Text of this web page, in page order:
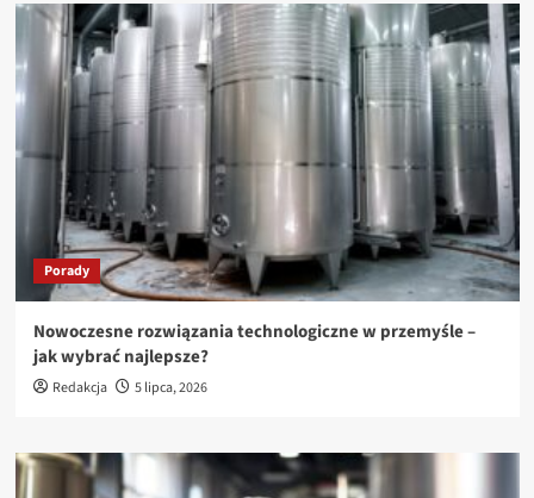
Porady
Nowoczesne rozwiązania technologiczne w przemyśle –
jak wybrać najlepsze?
Redakcja 5 lipca, 2026